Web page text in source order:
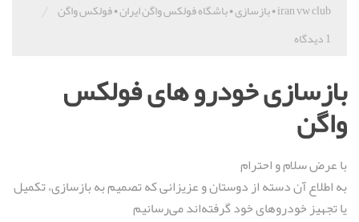
iran vw club
•بازسازی•باشگاه فولکس واگن ایران•فولکس واگن
1 دیدگاه
بازسازی خودرو های فولکس
واگن
با عرض سلام و احترام
به اطلاع آن دسته از دوستان و عزيزانی كه تصمیم به بازسازی، تکمیل
یا تجهيز خودروهای خود گرفته‌اند می‌رسانیم